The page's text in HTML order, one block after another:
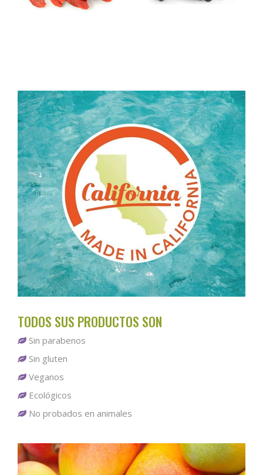
TODOS SUS PRODUCTOS SON
Sin parabenos
Sin gluten
Veganos
Ecológicos
No probados en animales